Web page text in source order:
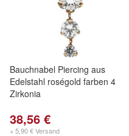
Bauchnabel Piercing aus
Edelstahl roségold farben 4
Zirkonia
38,56 €
+ 5,90 € Versand